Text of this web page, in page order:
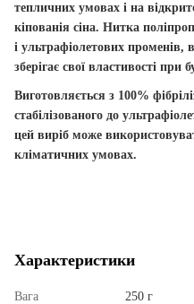
тепличних умовах і на
кіпованія сіна. Нитка
і ультрафіолетових променів,
зберігає свої властивості при
Виготовляється з 100%
стабілізованого до
цей виріб може
кліматичних умовах.
Характеристики
Вага
250 г